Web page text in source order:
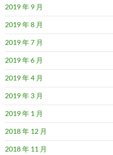
2019 年 9 月
2019 年 8 月
2019 年 7 月
2019 年 6 月
2019 年 4 月
2019 年 3 月
2019 年 1 月
2018 年 12 月
2018 年 11 月